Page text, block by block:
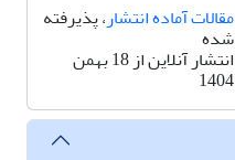
مقالات آماده انتشار، پذیرفته
شده
انتشار آنلاین از 18 بهمن
1404